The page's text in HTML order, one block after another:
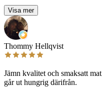
Visa mer
Thommy Hellqvist
Jämn kvalitet och smaksatt
går ut hungrig därifrån.